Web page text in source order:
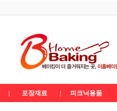
| 포장재료 | 피크닉용품